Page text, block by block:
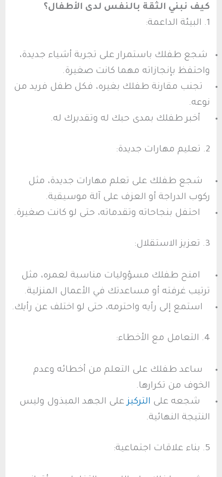
كيف نبني الثقة بالنفس لدى الأطفال؟
1. البيئة الداعمة:
شجع طفلك باستمرار على تجربة أشياء جديدة،
واحتفظ بإنجازاته مهما كانت صغيرة.
تجنب مقارنة طفلك بغيره، فكل طفل فريد من
نوعه.
أخبر طفلك بمدى حبك له وتقديرك له.
2. تعليم مهارات جديدة:
شجع طفلك على تعلم مهارات جديدة، مثل
ركوب الدراجة أو العزف على آلة موسيقية.
احتفل بنجاحاته وتقدماته، حتى لو كانت صغيرة.
3. تعزيز الاستقلال:
امنح طفلك مسؤوليات مناسبة لعمره، مثل
ترتيب غرفته أو مساعدتك في الأعمال المنزلية.
استمع إلى رأيه واحترمه، حتى لو اختلف عن رأيك.
4. التعامل مع الأخطاء:
ساعد طفلك على التعلم من أخطائه وعدم
الخوف من تكرارها.
شجعه على التركيز على الجهد المبذول وليس
النتيجة النهائية.
5. بناء علاقات اجتماعية: